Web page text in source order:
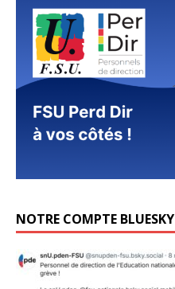
NOTRE COMPTE BLUESKY